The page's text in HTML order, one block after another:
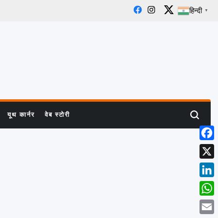
Facebook
Instagram
X हिन्दी ▼
यूथ कार्नर वेब स्टोरी Search
X